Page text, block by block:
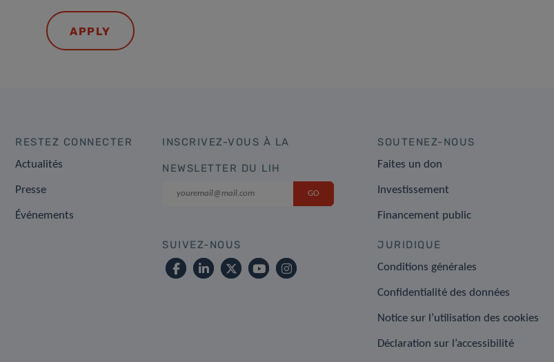
APPLY
RESTEZ CONNECTER
Actualités
Presse
Événements
INSCRIVEZ-VOUS À LA
NEWSLETTER DU LIH
SUIVEZ-NOUS
SOUTENEZ-NOUS
Faites un don
Investissement
Financement public
JURIDIQUE
Conditions générales
Confidentialité des données
Notice sur l’utilisation des cookies
Déclaration sur l’accessibilité